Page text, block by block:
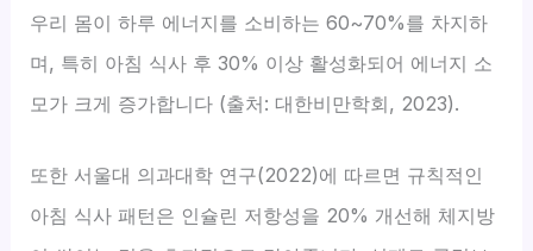
우리 몸이 하루 에너지를 소비하는 60~70%를 차지하
며, 특히 아침 식사 후 30% 이상 활성화되어 에너지 소
모가 크게 증가합니다 (출처: 대한비만학회, 2023).
또한 서울대 의과대학 연구(2022)에 따르면 규칙적인
아침 식사 패턴은 인슐린 저항성을 20% 개선해 체지방